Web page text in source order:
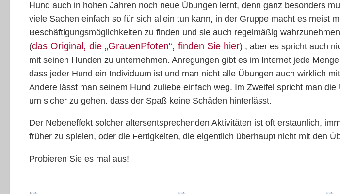
Hund auch in hohen Jahren noch neue Übungen lernt, denn ganz besonders
viele Sachen einfach so für sich allein tun kann, in der Gruppe macht es meist
Beschäftigungsmöglichkeiten zu finden und sie auch regelmäßig
(das Original, die „GrauenPfoten“, finden Sie hier) , aber es spricht auch
mit seinen Hunden zu unternehmen. Anregungen gibt es im Internet jede
dass jeder Hund ein Individuum ist und man nicht alle Übungen auch wirklich
Andere lässt man seinem Hund zuliebe einfach weg. Im Zweifel spricht man
um sicher zu gehen, dass der Spaß keine Schäden hinterlässt.
Der Nebeneffekt solcher altersentsprechenden Aktivitäten ist oft erstaunlich,
früher zu spielen, oder die Fertigkeiten, die eigentlich überhaupt nicht mit den
Probieren Sie es mal aus!